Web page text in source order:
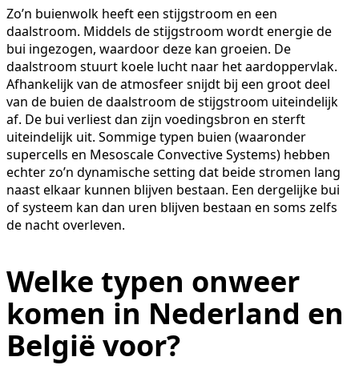
Zo’n buienwolk heeft een stijgstroom en een
daalstroom. Middels de stijgstroom wordt energie de
bui ingezogen, waardoor deze kan groeien. De
daalstroom stuurt koele lucht naar het aardoppervlak.
Afhankelijk van de atmosfeer snijdt bij een groot deel
van de buien de daalstroom de stijgstroom uiteindelijk
af. De bui verliest dan zijn voedingsbron en sterft
uiteindelijk uit. Sommige typen buien (waaronder
supercells en Mesoscale Convective Systems) hebben
echter zo’n dynamische setting dat beide stromen lang
naast elkaar kunnen blijven bestaan. Een dergelijke bui
of systeem kan dan uren blijven bestaan en soms zelfs
de nacht overleven.
Welke typen onweer
komen in Nederland en
België voor?